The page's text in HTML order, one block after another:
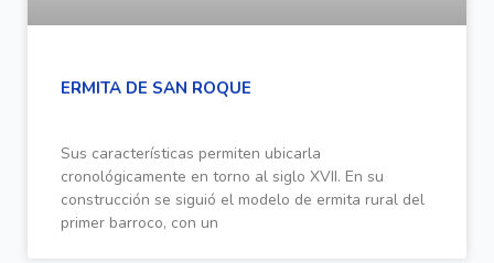
ERMITA DE SAN ROQUE
Sus características permiten ubicarla
cronológicamente en torno al siglo XVII. En su
construcción se siguió el modelo de ermita rural del
primer barroco, con un